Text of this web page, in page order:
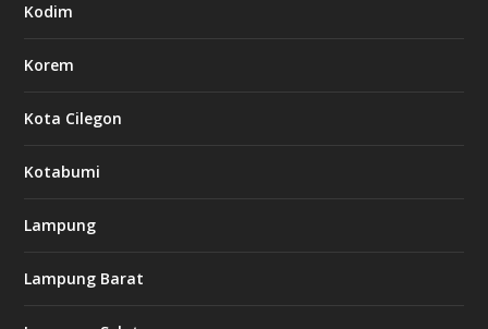
Kodim
Korem
Kota Cilegon
Kotabumi
Lampung
Lampung Barat